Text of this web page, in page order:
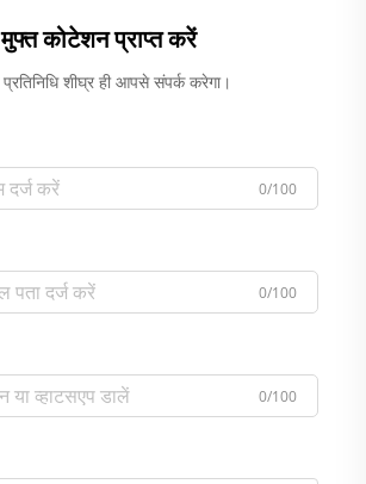
मुफ्त कोटेशन प्राप्त करें
प्रतिनिधि शीघ्र ही आपसे संपर्क करेगा।
0/100
0/100
0/100